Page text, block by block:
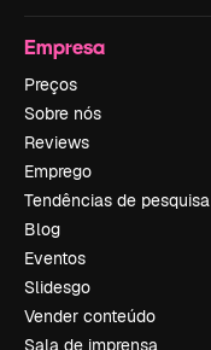
Empresa
Preços
Sobre nós
Reviews
Emprego
Tendências de pesquisa
Blog
Eventos
Slidesgo
Vender conteúdo
Sala de imprensa